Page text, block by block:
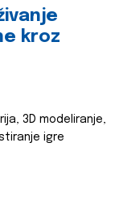
kroz
3D modeliranje,
igre